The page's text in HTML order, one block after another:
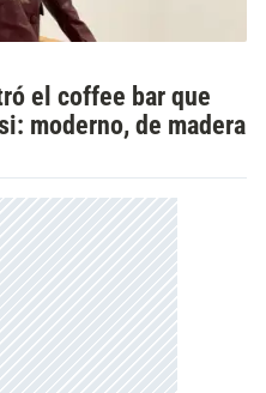
el coffee bar que
moderno, de madera